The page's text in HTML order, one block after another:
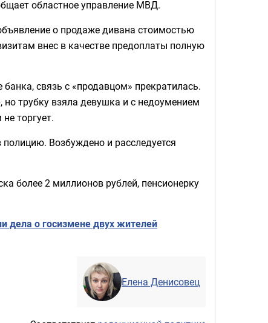
областное управление МВД.
о продаже дивана стоимостью
внес в качестве предоплаты полную
связь с «продавцом» прекратилась.
трубку взяла девушка и с недоумением
торгует.
Возбуждено и расследуется
более 2 миллионов рублей, пенсионерку
дела о госизмене двух жителей
Елена Денисовец